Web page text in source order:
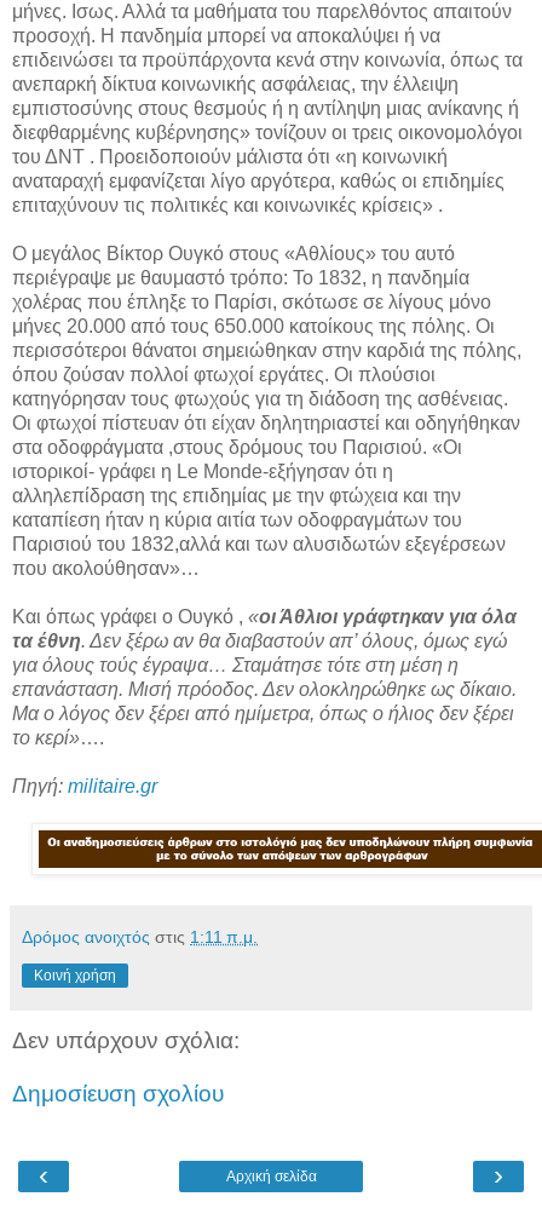
μήνες. Ισως. Αλλά τα μαθήματα του παρελθόντος απαιτούν
προσοχή. Η πανδημία μπορεί να αποκαλύψει ή να
επιδεινώσει τα προϋπάρχοντα κενά στην κοινωνία, όπως τα
ανεπαρκή δίκτυα κοινωνικής ασφάλειας, την έλλειψη
εμπιστοσύνης στους θεσμούς ή η αντίληψη μιας ανίκανης ή
διεφθαρμένης κυβέρνησης» τονίζουν οι τρεις οικονομολόγοι
του ΔΝΤ . Προειδοποιούν μάλιστα ότι «η κοινωνική
αναταραχή εμφανίζεται λίγο αργότερα, καθώς οι επιδημίες
επιταχύνουν τις πολιτικές και κοινωνικές κρίσεις» .
Ο μεγάλος Βίκτορ Ουγκό στους «Αθλίους» του αυτό
περιέγραψε με θαυμαστό τρόπο: Το 1832, η πανδημία
χολέρας που έπληξε το Παρίσι, σκότωσε σε λίγους μόνο
μήνες 20.000 από τους 650.000 κατοίκους της πόλης. Οι
περισσότεροι θάνατοι σημειώθηκαν στην καρδιά της πόλης,
όπου ζούσαν πολλοί φτωχοί εργάτες. Οι πλούσιοι
κατηγόρησαν τους φτωχούς για τη διάδοση της ασθένειας.
Οι φτωχοί πίστευαν ότι είχαν δηλητηριαστεί και οδηγήθηκαν
στα οδοφράγματα ,στους δρόμους του Παρισιού. «Οι
ιστορικοί- γράφει η Le Monde-εξήγησαν ότι η
αλληλεπίδραση της επιδημίας με την φτώχεια και την
καταπίεση ήταν η κύρια αιτία των οδοφραγμάτων του
Παρισιού του 1832,αλλά και των αλυσιδωτών εξεγέρσεων
που ακολούθησαν»…
Και όπως γράφει ο Ουγκό , «οι Άθλιοι γράφτηκαν για όλα
τα έθνη. Δεν ξέρω αν θα διαβαστούν απ’ όλους, όμως εγώ
για όλους τούς έγραψα… Σταμάτησε τότε στη μέση η
επανάσταση. Μισή πρόοδος. Δεν ολοκληρώθηκε ως δίκαιο.
Μα ο λόγος δεν ξέρει από ημίμετρα, όπως ο ήλιος δεν ξέρει
το κερί»….
Πηγή: militaire.gr
Δρόμος ανοιχτός στις 1:11 π.μ.
Κοινή χρήση
Δεν υπάρχουν σχόλια:
Δημοσίευση σχολίου
‹ ›
Αρχική σελίδα